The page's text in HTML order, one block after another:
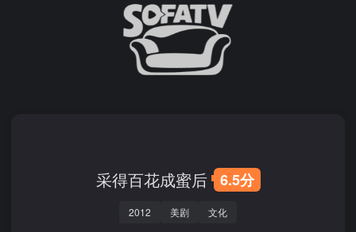
采得百花成蜜后 6.5分
2012 美剧 文化